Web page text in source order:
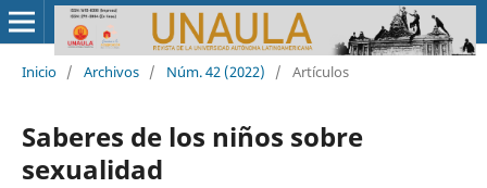
Inicio / Archivos / Núm. 42 (2022) / Artículos
Saberes de los niños sobre
sexualidad